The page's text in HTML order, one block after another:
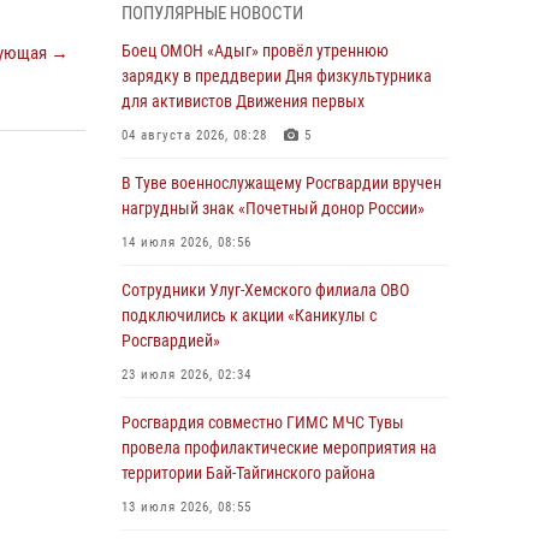
→
из труднодоступного места
03 августа 2026, 07:25
Росгвардия проверила организацию отдыха
детей в детских лагерях Тувы
Сотрудники вневедомственной охраны
приняли участие в акции «Каникулы с
29 июля 2026, 09:41
26 сигналов «Тревога» с автотранспортов
отработали экипажи задержаний Росгвардии
29 июля 2026, 08:37 1
В Туве офицер Росгвардии подвела итоги
юбилейного личного забега
ПОПУЛЯРНЫЕ НОВОСТИ
Боец ОМОН «Адыг» провёл утреннюю
зарядку в преддверии Дня физкультурника
для активистов Движения первых
04 августа 2026, 08:28 5
В Туве военнослужащему Росгвардии вручен
нагрудный знак «Почетный донор России»
14 июля 2026, 08:56
Сотрудники Улуг-Хемского филиала ОВО
подключились к акции «Каникулы с
Росгвардией»
23 июля 2026, 02:34
Росгвардия совместно ГИМС МЧС Тувы
провела профилактические мероприятия на
территории Бай-Тайгинского района
13 июля 2026, 08:55